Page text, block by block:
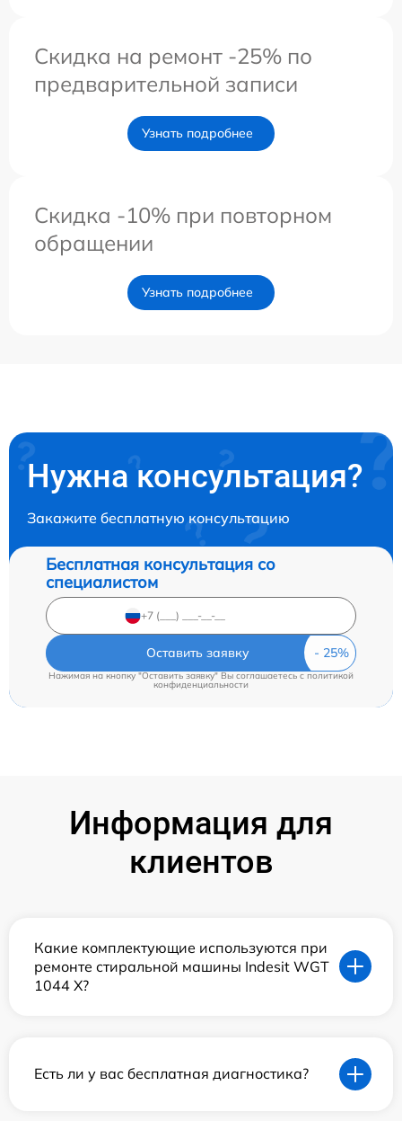
Скидка на ремонт -25% по
предварительной записи
Узнать подробнее
Скидка -10% при повторном
обращении
Узнать подробнее
Нужна консультация?
Закажите бесплатную консультацию
Бесплатная консультация со
специалистом
Оставить заявку
Нажимая на кнопку "Оставить заявку" Вы соглашаетесь cполитикой
конфиденциальности
Информация для
клиентов
Какие комплектующие используются при
ремонте стиральной машины Indesit WGT
1044 X?
Есть ли у вас бесплатная диагностика?